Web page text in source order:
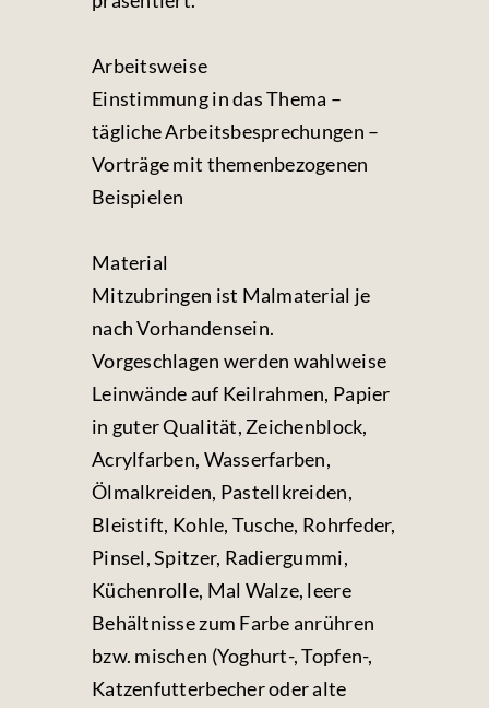
Arbeitsweise
Einstimmung in das Thema –
tägliche Arbeitsbesprechungen –
Vorträge mit themenbezogenen
Beispielen
Material
Mitzubringen ist Malmaterial je
nach Vorhandensein.
Vorgeschlagen werden wahlweise
Leinwände auf Keilrahmen, Papier
in guter Qualität, Zeichenblock,
Acrylfarben, Wasserfarben,
Ölmalkreiden, Pastellkreiden,
Bleistift, Kohle, Tusche, Rohrfeder,
Pinsel, Spitzer, Radiergummi,
Küchenrolle, Mal Walze, leere
Behältnisse zum Farbe anrühren
bzw. mischen (Yoghurt-, Topfen-,
Katzenfutterbecher oder alte